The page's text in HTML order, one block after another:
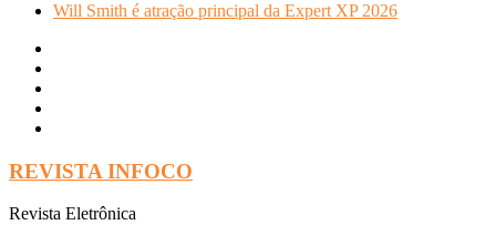
Will Smith é atração principal da Expert XP 2026
REVISTA INFOCO
Revista Eletrônica